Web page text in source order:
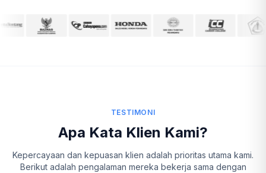
TESTIMONI
Apa Kata Klien Kami?
Kepercayaan dan kepuasan klien adalah prioritas utama kami.
Berikut adalah pengalaman mereka bekerja sama dengan